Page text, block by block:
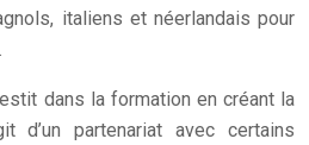
italiens et néerlandais pour
dans la formation en créant la
d’un partenariat avec certains